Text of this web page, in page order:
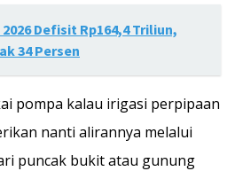
2026 Defisit Rp164,4 Triliun,
34 Persen
pompa kalau irigasi perpipaan
nanti alirannya melalui
puncak bukit atau gunung